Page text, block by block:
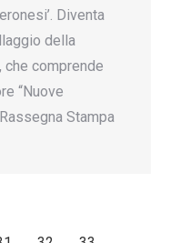
Diventa
della
che comprende
“Nuove
Stampa